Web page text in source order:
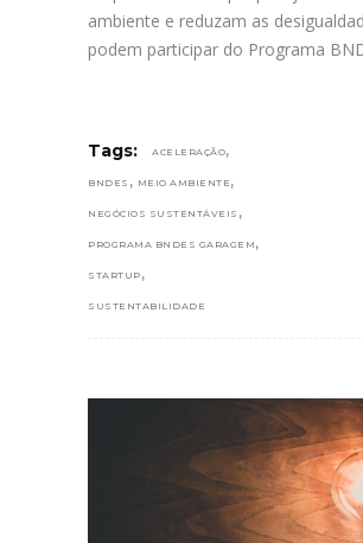
ambiente e reduzam as
podem participar do Programa
Tags: ACELERAÇÃO,
BNDES , MEIO AMBIENTE ,
NEGÓCIOS SUSTENTÁVEIS ,
PROGRAMA BNDES GARAGEM ,
STARTUP ,
SUSTENTABILIDADE